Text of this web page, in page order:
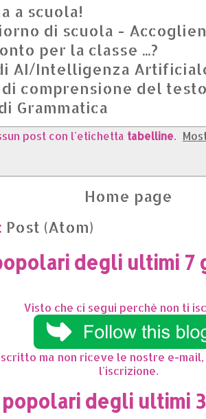
a scuola!
di scuola -
per la classe ...?
AI/Intelligenza
comprensione del
Grammatica
post con l'etichetta tabelline.
Home page
Post (Atom)
degli ultimi 7
Visto che ci segui perchè non ti
ma non riceve le nostre e-
l'iscrizione.
popolari degli ultimi